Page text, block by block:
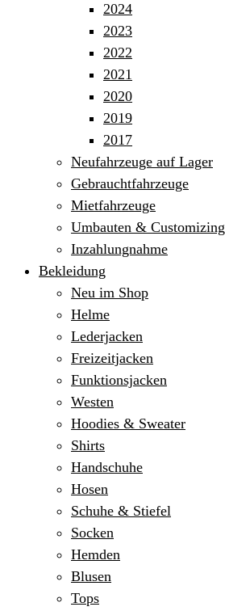
2024
2023
2022
2021
2020
2019
2017
Neufahrzeuge auf Lager
Gebrauchtfahrzeuge
Mietfahrzeuge
Umbauten & Customizing
Inzahlungnahme
Bekleidung
Neu im Shop
Helme
Lederjacken
Freizeitjacken
Funktionsjacken
Westen
Hoodies & Sweater
Shirts
Handschuhe
Hosen
Schuhe & Stiefel
Socken
Hemden
Blusen
Tops